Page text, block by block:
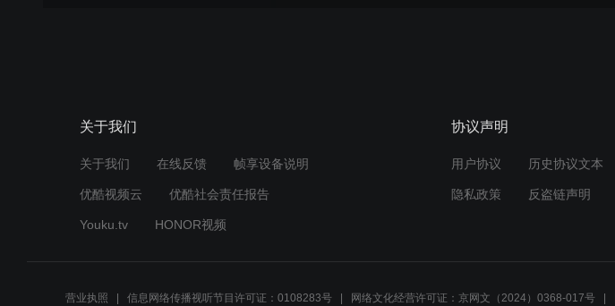
关于我们
关于我们 在线反馈 帧享设备说明
优酷视频云 优酷社会责任报告
Youku.tv HONOR视频
协议声明
用户协议 历史协议文本
隐私政策 反盗链声明
营业执照 信息网络传播视听节目许可证：0108283号 网络文化经营许可证：京网文（2024）0368-017号